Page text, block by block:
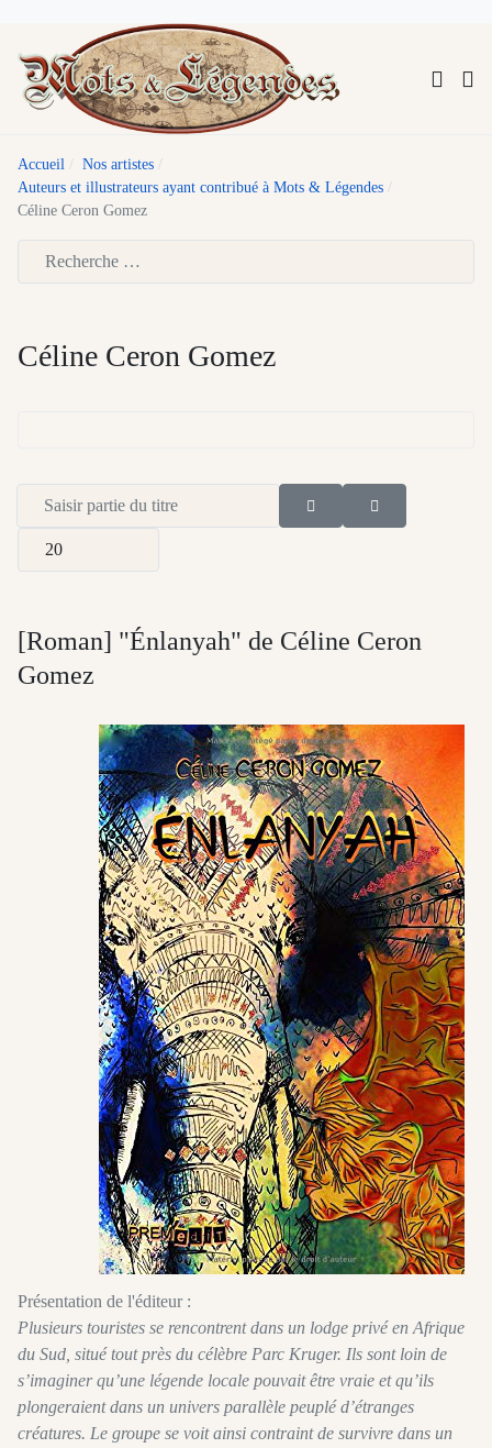
Accueil
Nos artistes
Auteurs et illustrateurs ayant contribué à Mots & Légendes
Céline Ceron Gomez
Céline Ceron Gomez
Saisir partie du titre
Afficher #
[Roman] "Énlanyah" de Céline Ceron
Gomez
Présentation de l'éditeur :
Plusieurs touristes se rencontrent dans un lodge privé en Afrique
du Sud, situé tout près du célèbre Parc Kruger. Ils sont loin de
s’imaginer qu’une légende locale pouvait être vraie et qu’ils
plongeraient dans un univers parallèle peuplé d’étranges
créatures. Le groupe se voit ainsi contraint de survivre dans un